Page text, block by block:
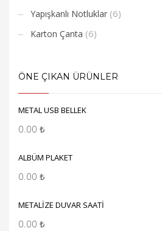
Yapışkanlı Notluklar (6)
Karton Çanta (6)
ÖNE ÇIKAN ÜRÜNLER
METAL USB BELLEK
0.00 ₺
ALBÜM PLAKET
0.00 ₺
METALİZE DUVAR SAATİ
0.00 ₺